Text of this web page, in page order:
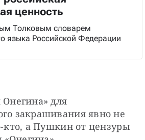
ценность
Толковым словарем
языка Российской Федерации
для
закрашивания явно не
кто, а Пушкин от цензуры